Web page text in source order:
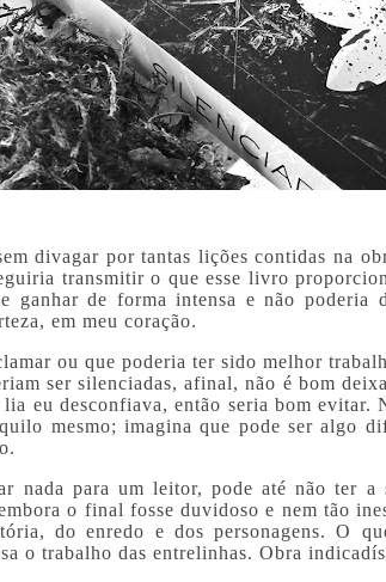
divagar por tantas lições contidas na
transmitir o que esse livro
ganhar de forma intensa e não poderia
em meu coração.
ou que poderia ter sido melhor
ser silenciadas, afinal, não é bom
eu desconfiava, então seria bom evitar.
mesmo; imagina que pode ser algo
nada para um leitor, pode até não ter a
o final fosse duvidoso e nem tão
do enredo e dos personagens. O
o trabalho das entrelinhas. Obra